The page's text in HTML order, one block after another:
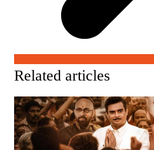
Related articles